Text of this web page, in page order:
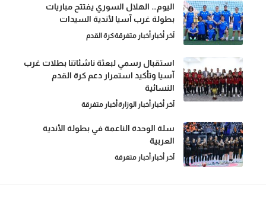
اليوم… الهلال السوري يفتتح مباريات
بطولة غرب آسيا لأندية السيدات
آخر أخبارأخبار متفرقةكرة القدم
استقبال رسمي لبعثة ناشئاتنا بطلات غرب
آسيا وتأكيد استمرار دعم كرة القدم
النسائية
آخر أخبارأخبار الوزارةأخبار متفرقة
سلة الوحدة الناعمة في بطولة الأندية
العربية
آخر أخبارأخبار متفرقة